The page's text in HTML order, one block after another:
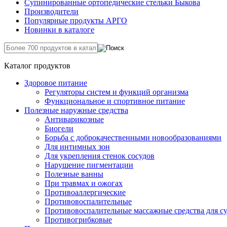
Супинированные ортопедические стельки Быкова
Производители
Популярные продукты АРГО
Новинки в каталоге
Каталог продуктов
Здоровое питание
Регуляторы систем и функций организма
Функциональное и спортивное питание
Полезные наружные средства
Антиварикозные
Биогели
Борьба с доброкачественными новообразованиями
Для интимных зон
Для укрепления стенок сосудов
Нарушение пигментации
Полезные ванны
При травмах и ожогах
Противоаллергические
Противовоспалительные
Противовоспалительные массажные средства для
Противогрибковые